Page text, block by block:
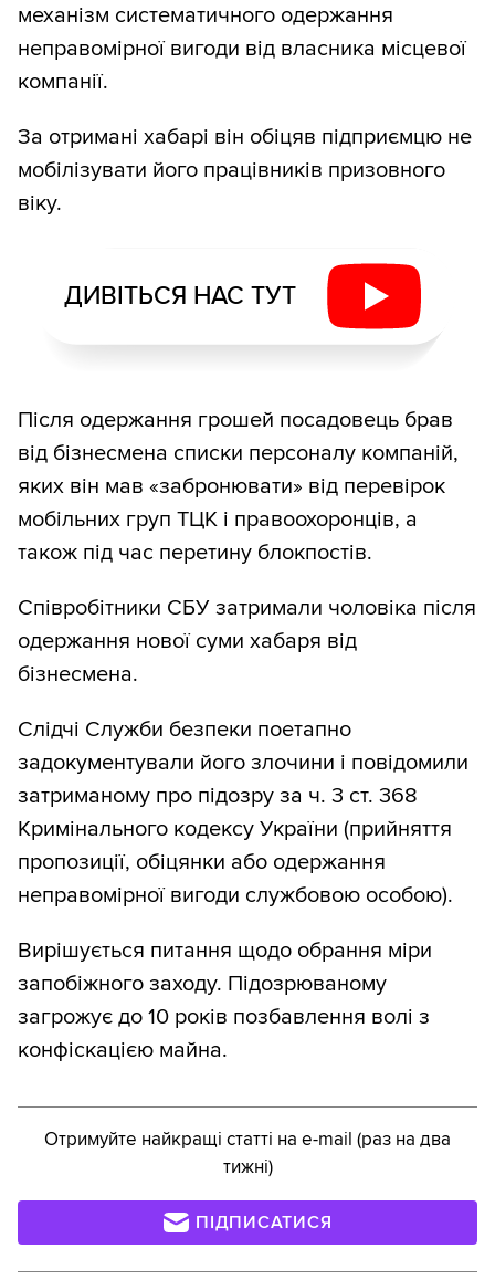
механізм систематичного одержання
неправомірної вигоди від власника місцевої
компанії.
За отримані хабарі він обіцяв підприємцю не
мобілізувати його працівників призовного
віку.
ДИВІТЬСЯ НАС ТУТ
Після одержання грошей посадовець брав
від бізнесмена списки персоналу компаній,
яких він мав «забронювати» від перевірок
мобільних груп ТЦК і правоохоронців, а
також під час перетину блокпостів.
Співробітники СБУ затримали чоловіка після
одержання нової суми хабаря від
бізнесмена.
Слідчі Служби безпеки поетапно
задокументували його злочини і повідомили
затриманому про підозру за ч. 3 ст. 368
Кримінального кодексу України (прийняття
пропозиції, обіцянки або одержання
неправомірної вигоди службовою особою).
Вирішується питання щодо обрання міри
запобіжного заходу. Підозрюваному
загрожує до 10 років позбавлення волі з
конфіскацією майна.
Отримуйте найкращі статті на e-mail (раз на два
тижні)
ПІДПИСАТИСЯ